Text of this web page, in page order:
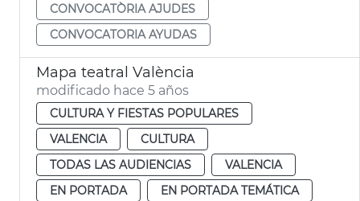
CONVOCATÒRIA AJUDES
CONVOCATORIA AYUDAS
Mapa teatral València
modificado hace 5 años
CULTURA Y FIESTAS POPULARES
VALENCIA
CULTURA
TODAS LAS AUDIENCIAS
VALENCIA
EN PORTADA
EN PORTADA TEMÁTICA